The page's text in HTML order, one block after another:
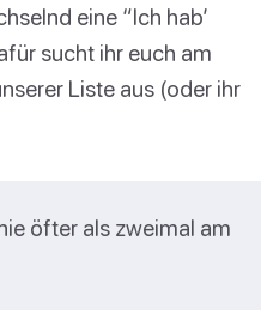
eine “Ich hab’
sucht ihr euch am
Liste aus (oder ihr
öfter als zweimal am